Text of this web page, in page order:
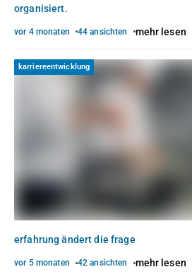
organisiert.
vor 4 monaten 44 ansichten mehr lesen
karriereentwicklung
erfahrung ändert die frage
vor 5 monaten 42 ansichten mehr lesen